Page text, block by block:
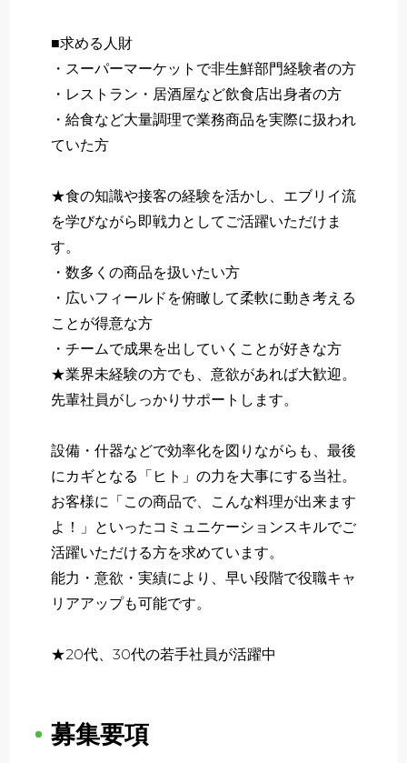
■求める人財
・スーパーマーケットで非生鮮部門経験者の方
・レストラン・居酒屋など飲食店出身者の方
・給食など大量調理で業務商品を実際に扱われ
ていた方
★食の知識や接客の経験を活かし、エブリイ流
を学びながら即戦力としてご活躍いただけま
す。
・数多くの商品を扱いたい方
・広いフィールドを俯瞰して柔軟に動き考える
ことが得意な方
・チームで成果を出していくことが好きな方
★業界未経験の方でも、意欲があれば大歓迎。
先輩社員がしっかりサポートします。
設備・什器などで効率化を図りながらも、最後
にカギとなる「ヒト」の力を大事にする当社。
お客様に「この商品で、こんな料理が出来ます
よ！」といったコミュニケーションスキルでご
活躍いただける方を求めています。
能力・意欲・実績により、早い段階で役職キャ
リアアップも可能です。
★20代、30代の若手社員が活躍中
募集要項